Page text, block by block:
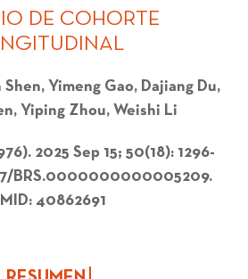
DE COHORTE
Yimeng Gao, Dajiang Du,
Yiping Zhou, Weishi Li
2025 Sep 15; 50(18): 1296-
BRS.0000000000005209.
40862691